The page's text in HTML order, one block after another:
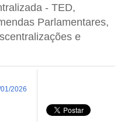
- TED,
Parlamentares,
e
2026